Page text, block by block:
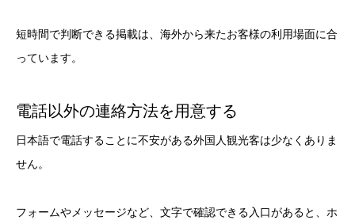
短時間で判断できる掲載は、海外から来たお客様の利用場面に合
っています。
電話以外の連絡方法を用意する
日本語で電話することに不安がある外国人観光客は少なくありま
せん。
フォームやメッセージなど、文字で確認できる入口があると、ホ